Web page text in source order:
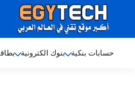
حسابات بنكية بنوك الكترونية